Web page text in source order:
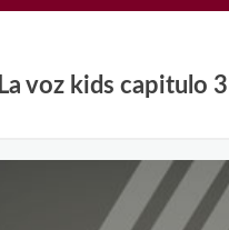
La voz kids capitulo